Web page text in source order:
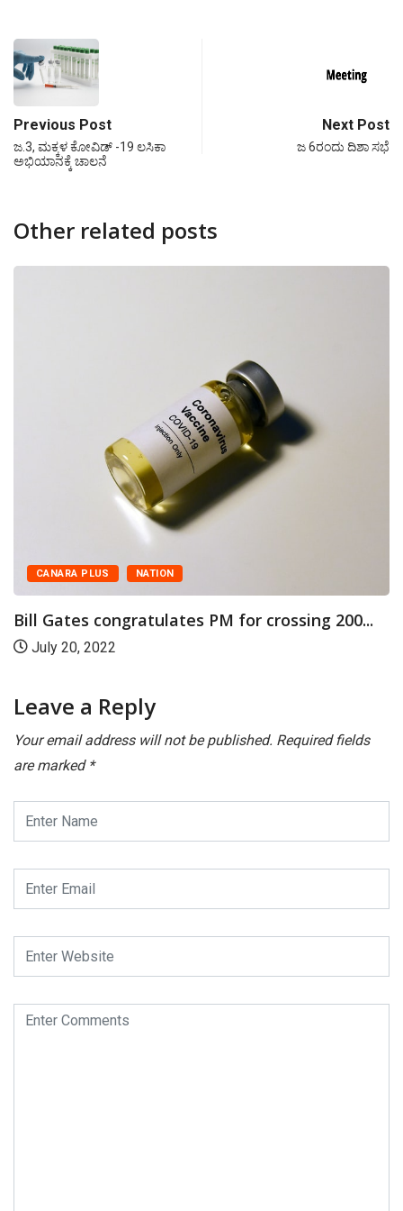
Previous Post
ಜ.3, ಮಕ್ಕಳ ಕೋವಿಡ್ -19 ಲಸಿಕಾ
ಅಭಿಯಾನಕ್ಕೆ ಚಾಲನೆ
Next Post
ಜ 6ರಂದು ದಿಶಾ ಸಭೆ
Other related posts
CANARA PLUS NATION
Bill Gates congratulates PM for crossing 200...
July 20, 2022
Leave a Reply
Your email address will not be published. Required fields
are marked *